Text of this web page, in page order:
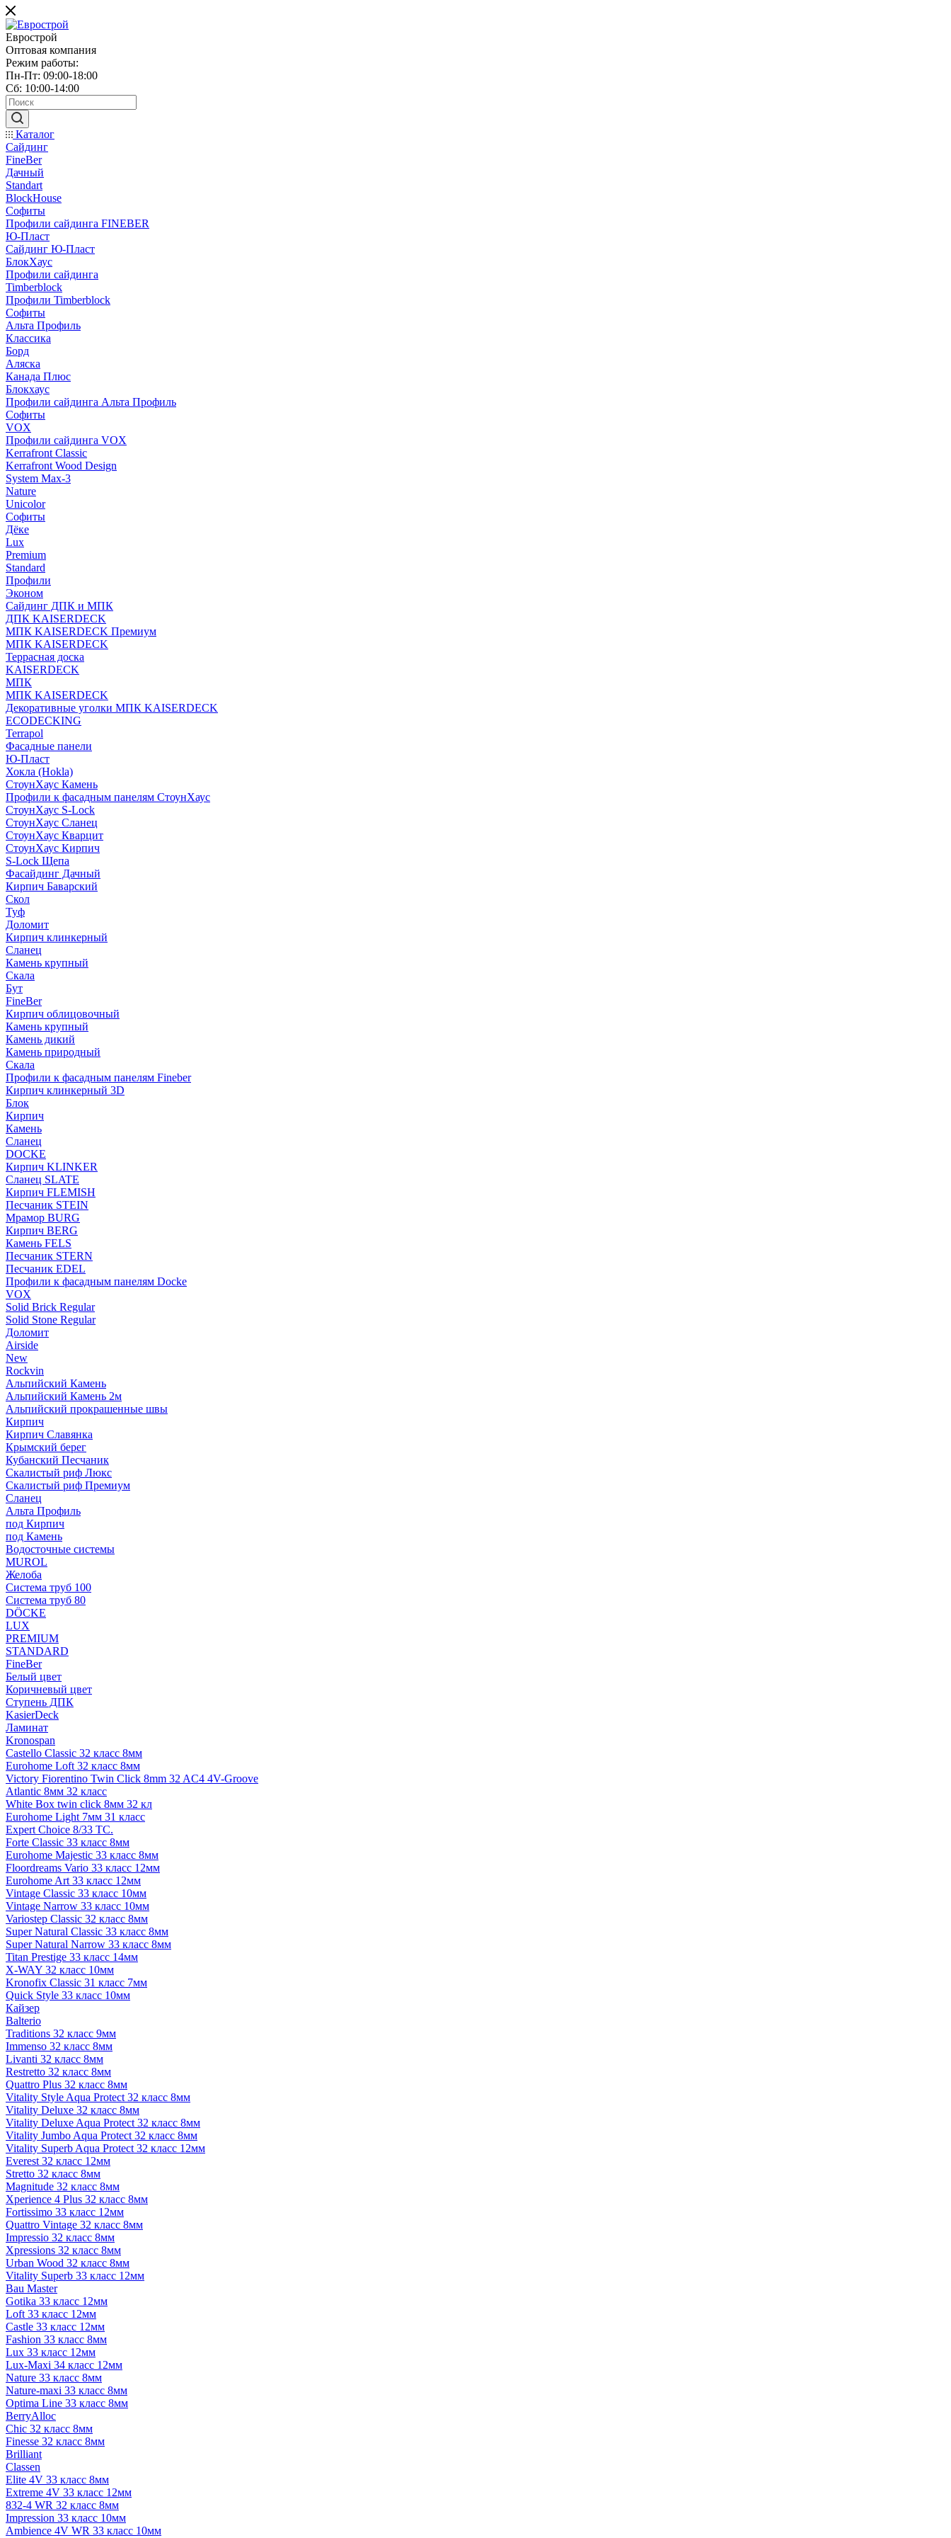
Еврострой
Оптовая компания
Режим работы:
Пн-Пт: 09:00-18:00
Сб: 10:00-14:00
Каталог
Сайдинг
FineBer
Дачный
Standart
BlockHouse
Софиты
Профили сайдинга FINEBER
Ю-Пласт
Сайдинг Ю-Пласт
БлокХаус
Профили сайдинга
Timberblock
Профили Timberblock
Софиты
Альта Профиль
Классика
Борд
Аляска
Канада Плюс
Блокхаус
Профили сайдинга Альта Профиль
Софиты
VOX
Профили сайдинга VOX
Kerrafront Classic
Kerrafront Wood Design
System Max-3
Nature
Unicolor
Софиты
Дёке
Lux
Premium
Standard
Профили
Эконом
Сайдинг ДПК и МПК
ДПК KAISERDECK
МПК KAISERDECK Премиум
МПК KAISERDECK
Террасная доска
KAISERDECK
МПК
МПК KAISERDECK
Декоративные уголки МПК KAISERDECK
ECODECKING
Terrapol
Фасадные панели
Ю-Пласт
Хокла (Hokla)
СтоунХаус Камень
Профили к фасадным панелям СтоунХаус
СтоунХаус S-Lock
СтоунХаус Сланец
СтоунХаус Кварцит
СтоунХаус Кирпич
S-Lock Щепа
Фасайдинг Дачный
Кирпич Баварский
Скол
Туф
Доломит
Кирпич клинкерный
Сланец
Камень крупный
Скала
Бут
FineBer
Кирпич облицовочный
Камень крупный
Камень дикий
Камень природный
Скала
Профили к фасадным панелям Fineber
Кирпич клинкерный 3D
Блок
Кирпич
Камень
Сланец
DOCKE
Кирпич KLINKER
Сланец SLATE
Кирпич FLEMISH
Пес­ча­ник STEIN
Мрамор BURG
Кирпич BERG
Камень FELS
Пес­ча­ник STERN
Пес­ча­ник EDEL
Профили к фасадным панелям Docke
VOX
Solid Brick Regular
Solid Stone Regular
Доломит
Airside
New
Rockvin
Альпийский Камень
Альпийский Камень 2м
Альпийский прокрашенные швы
Кирпич
Кирпич Славянка
Крымский берег
Кубанский Песчаник
Скалистый риф Люкс
Скалистый риф Премиум
Сланец
Альта Профиль
под Кирпич
под Камень
Водосточные системы
MUROL
Желоба
Система труб 100
Система труб 80
DÖCKE
LUX
PREMIUM
STANDARD
FineBer
Белый цвет
Коричневый цвет
Ступень ДПК
KasierDeck
Ламинат
Kronospan
Castello Classic 32 класс 8мм
Eurohome Loft 32 класс 8мм
Victory Fiorentino Twin Click 8mm 32 AC4 4V-Groove
Atlantic 8мм 32 класс
White Box twin click 8мм 32 кл
Eurohome Light 7мм 31 класс
Expert Choice 8/33 TC.
Forte Classic 33 класс 8мм
Eurohome Majestic 33 класс 8мм
Floordreams Vario 33 класс 12мм
Eurohome Art 33 класс 12мм
Vintage Classic 33 класс 10мм
Vintage Narrow 33 класс 10мм
Variostep Classic 32 класс 8мм
Super Natural Classic 33 класс 8мм
Super Natural Narrow 33 класс 8мм
Titan Prestige 33 класс 14мм
X-WAY 32 класс 10мм
Kronofix Classic 31 класс 7мм
Quick Style 33 класс 10мм
Кайзер
Balterio
Traditions 32 класс 9мм
Immenso 32 класс 8мм
Livanti 32 класс 8мм
Restretto 32 класс 8мм
Quattro Plus 32 класс 8мм
Vitality Style Aqua Protect 32 класс 8мм
Vitality Deluxe 32 класс 8мм
Vitality Deluxe Aqua Protect 32 класс 8мм
Vitality Jumbo Aqua Protect 32 класс 8мм
Vitality Superb Aqua Protect 32 класс 12мм
Everest 32 класс 12мм
Stretto 32 класс 8мм
Magnitude 32 класс 8мм
Xperience 4 Plus 32 класс 8мм
Fortissimo 33 класс 12мм
Quattro Vintage 32 класс 8мм
Impressio 32 класс 8мм
Xpressions 32 класс 8мм
Urban Wood 32 класс 8мм
Vitality Superb 33 класс 12мм
Bau Master
Gotika 33 класс 12мм
Loft 33 класс 12мм
Castle 33 класс 12мм
Fashion 33 класс 8мм
Lux 33 класс 12мм
Lux-Maxi 34 класс 12мм
Nature 33 класс 8мм
Nature-maxi 33 класс 8мм
Optima Line 33 класс 8мм
BerryAlloc
Chic 32 класс 8мм
Finesse 32 класс 8мм
Brilliant
Classen
Elite 4V 33 класс 8мм
Extreme 4V 33 класс 12мм
832-4 WR 32 класс 8мм
Impression 33 класс 10мм
Ambience 4V WR 33 класс 10мм